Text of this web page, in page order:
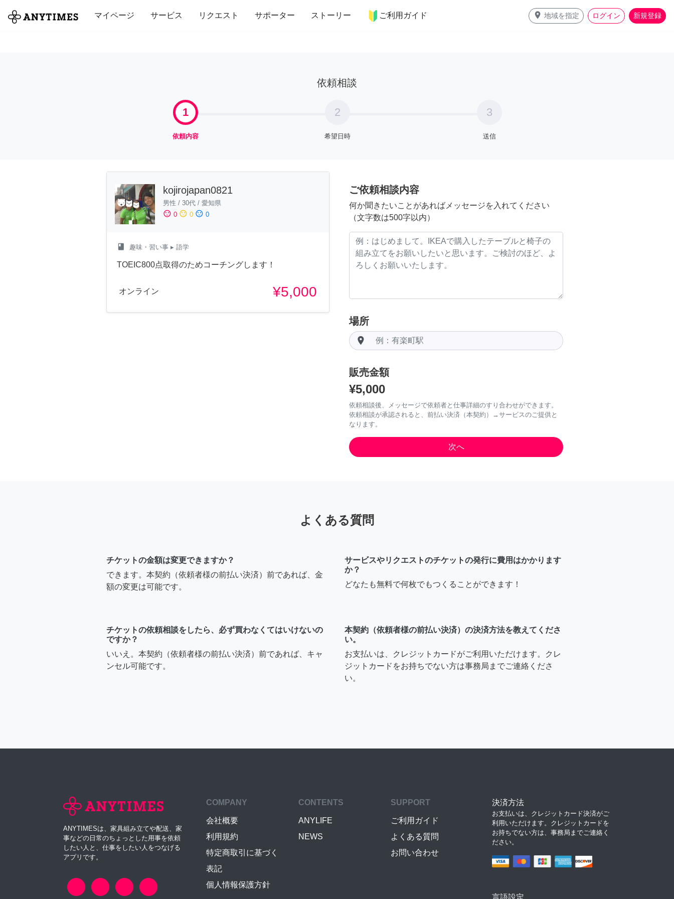
マイページ サービス リクエスト サポーター ストーリー ご利用ガイド place 地域を指定 ログイン 新規登録
全て 修理・組立 家事 引っ越し インテリア 趣味・習い事 ペット 料理
依頼相談
1
依頼内容
2
希望日時
3
送信
kojirojapan0821
男性 / 30代 / 愛知県
sentiment_satisfied 0 sentiment_neutral 0 sentiment_dissatisfied 0
class 趣味・習い事 ▸ 語学
TOEIC800点取得のためコーチングします！
オンライン ¥5,000
ご依頼相談内容
何か聞きたいことがあればメッセージを入れてください
（文字数は500字以内）
場所
room
販売金額
¥5,000
依頼相談後、メッセージで依頼者と仕事詳細のすり合わせができます。
依頼相談が承認されると、前払い決済（本契約）→サービスのご提供と
なります。
よくある質問
チケットの金額は変更できますか？
できます。本契約（依頼者様の前払い決済）前であれば、金
額の変更は可能です。
サービスやリクエストのチケットの発行に費用はかかります
か？
どなたも無料で何枚でもつくることができます！
チケットの依頼相談をしたら、必ず買わなくてはいけないの
ですか？
いいえ。本契約（依頼者様の前払い決済）前であれば、キャ
ンセル可能です。
本契約（依頼者様の前払い決済）の決済方法を教えてくださ
い。
お支払いは、クレジットカードがご利用いただけます。クレ
ジットカードをお持ちでない方は事務局までご連絡くださ
い。
ANYTIMESは、家具組み立てや配送、家
事などの日常のちょっとした用事を依頼
したい人と、仕事をしたい人をつなげる
アプリです。
COMPANY
会社概要
利用規約
特定商取引に基づく
表記
個人情報保護方針
CONTENTS
ANYLIFE
NEWS
SUPPORT
ご利用ガイド
よくある質問
お問い合わせ
決済方法
お支払いは、クレジットカード決済がご
利用いただけます。クレジットカードを
お持ちでない方は、事務局までご連絡く
ださい。
言語設定